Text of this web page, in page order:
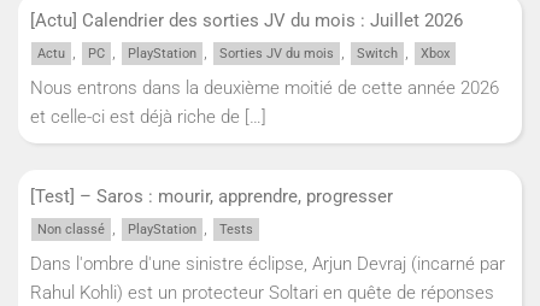
[Actu] Calendrier des sorties JV du mois : Juillet 2026
Actu , PC , PlayStation , Sorties JV du mois , Switch , Xbox
Nous entrons dans la deuxième moitié de cette année 2026
et celle-ci est déjà riche de […]
[Test] – Saros : mourir, apprendre, progresser
Non classé , PlayStation , Tests
Dans l'ombre d'une sinistre éclipse, Arjun Devraj (incarné par
Rahul Kohli) est un protecteur Soltari en quête de réponses